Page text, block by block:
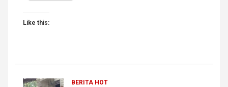
Like this:
BERITA HOT